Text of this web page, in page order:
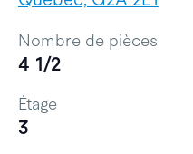
Nombre de pièces
4 1/2
Étage
3